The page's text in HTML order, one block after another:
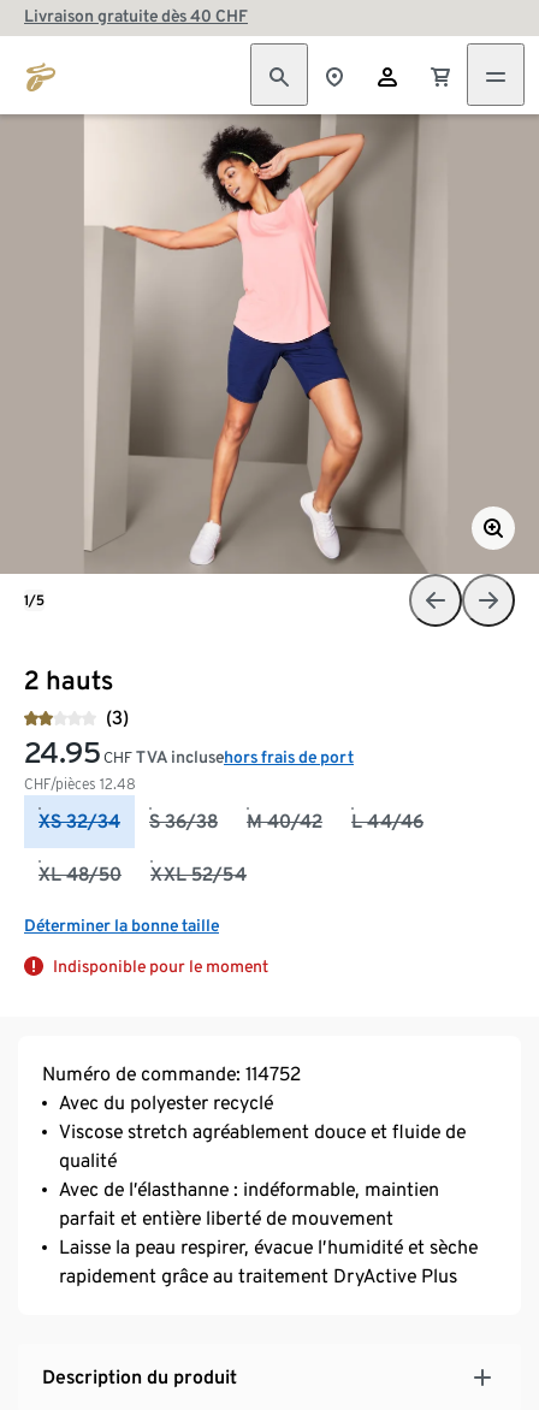
Livraison gratuite dès 40 CHF
2 hauts
(3)
24.95 CHF
CHF/pièces 12.48
TVA inclusehors frais de port
XS 32/34 S 36/38 M 40/42 L 44/46
XL 48/50 XXL 52/54
Déterminer la bonne taille
Indisponible pour le moment
1/5
Numéro de commande: 114752
Avec du polyester recyclé
Viscose stretch agréablement douce et fluide de
qualité
Avec de l’élasthanne : indéformable, maintien
parfait et entière liberté de mouvement
Laisse la peau respirer, évacue l’humidité et sèche
rapidement grâce au traitement DryActive Plus
Description du produit